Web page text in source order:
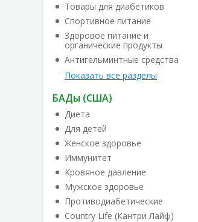
Товары для диабетиков
Спортивное питание
Здоровое питание и
органические продукты
Антигельминтные средства
Показать все разделы
БАДы (США)
Диета
Для детей
Женское здоровье
Иммунитет
Кровяное давление
Мужское здоровье
Противодиабетические
Country Life (Кантри Лайф)